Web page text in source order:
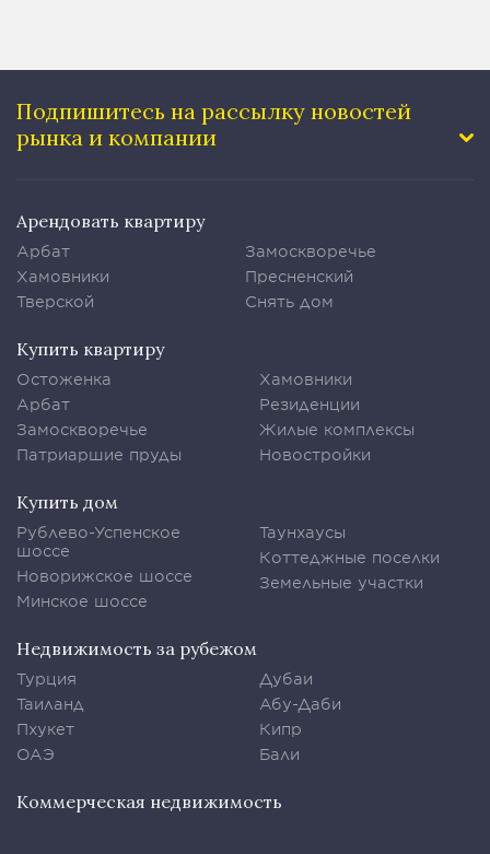
Подпишитесь на рассылку новостей
рынка и компании
Арендовать квартиру
Арбат
Хамовники
Тверской
Замоскворечье
Пресненский
Снять дом
Купить квартиру
Остоженка
Арбат
Замоскворечье
Патриаршие пруды
Хамовники
Резиденции
Жилые комплексы
Новостройки
Купить дом
Рублево-Успенское
шоссе
Новорижское шоссе
Минское шоссе
Таунхаусы
Коттеджные поселки
Земельные участки
Недвижимость за рубежом
Турция
Таиланд
Пхукет
ОАЭ
Дубаи
Абу-Даби
Кипр
Бали
Коммерческая недвижимость